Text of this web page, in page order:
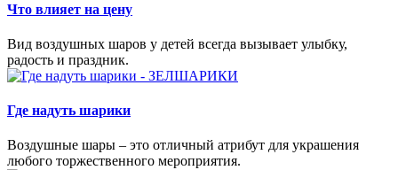
Что влияет на цену
Вид воздушных шаров у детей всегда вызывает улыбку,
радость и праздник.
Где надуть шарики
Воздушные шары – это отличный атрибут для украшения
любого торжественного мероприятия.